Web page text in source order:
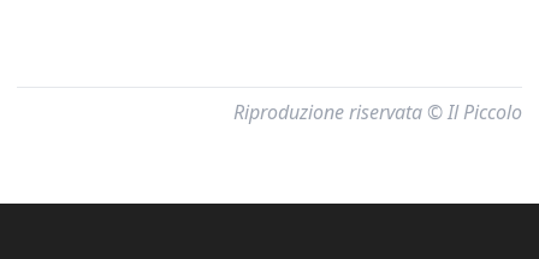
Riproduzione riservata © Il Piccolo